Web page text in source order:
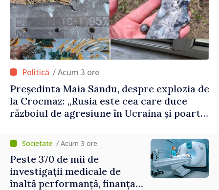
/ Acum 3 ore
Președinta Maia Sandu, despre explozia de
la Crocmaz: „Rusia este cea care duce
războiul de agresiune în Ucraina și poartă
casele oamenilor noștri”
/ Acum 3 ore
Peste 370 de mii de
investigații medicale de
înaltă performanță, finanțate